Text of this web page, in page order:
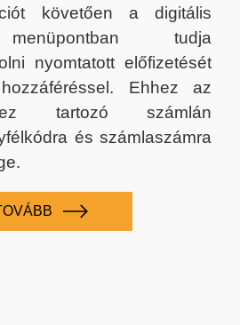
követően a digitális
tudja
nyomtatott előfizetését
Ehhez az
tartozó számlán
és számlaszámra